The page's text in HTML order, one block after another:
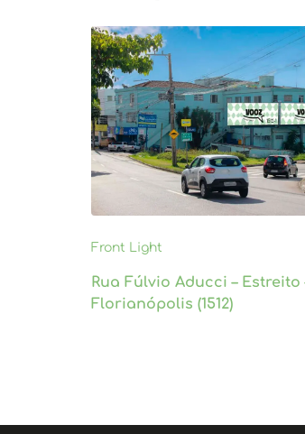
Front Light
Rua Fúlvio Aducci – Estreito
Florianópolis (1512)